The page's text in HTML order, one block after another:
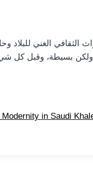
الثقافي الغني للبلاد
بسيطة، وقبل كل
in Saudi